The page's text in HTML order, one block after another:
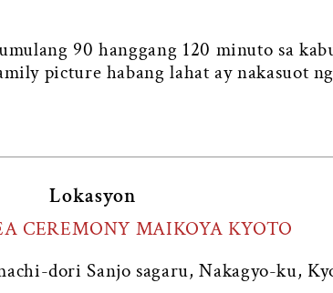
90 hanggang 120 minuto sa
picture habang lahat ay nakasuot
Lokasyon
CEREMONY MAIKOYA KYOTO
dori Sanjo sagaru, Nakagyo-ku,